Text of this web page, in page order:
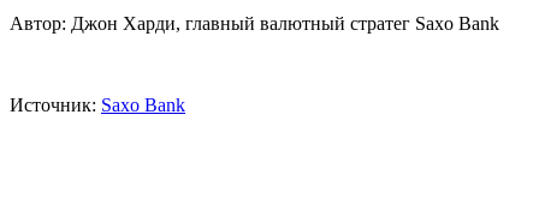
Автор: Джон Харди, главный валютный стратег Saxo Bank
Источник: Saxo Bank